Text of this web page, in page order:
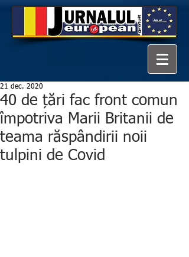
40 de țări fac front comun
împotriva Marii Britanii de
teama răspândirii noii
tulpini de Covid
21 dec. 2020